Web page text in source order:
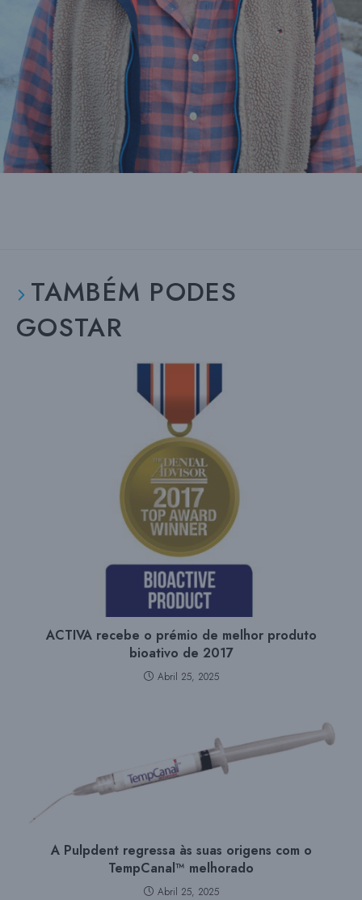
TAMBÉM PODES
GOSTAR
ACTIVA recebe o prémio de melhor produto
bioativo de 2017
Abril 25, 2025
A Pulpdent regressa às suas origens com o
TempCanal™ melhorado
Abril 25, 2025